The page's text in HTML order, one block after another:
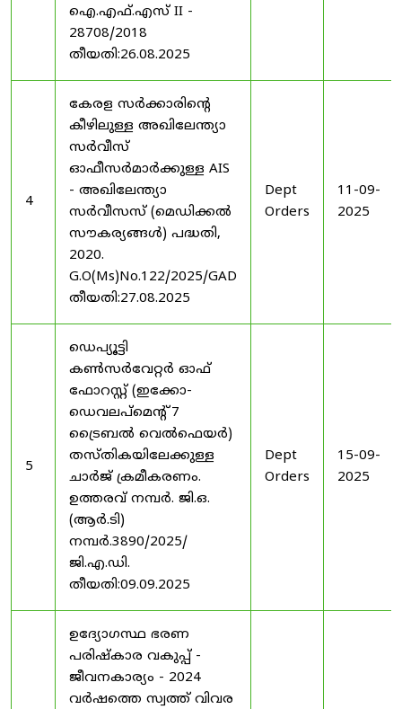
ഐ.എഫ്.എസ് II -
28708/2018
തീയതി:26.08.2025
4
കേരള സർക്കാരിന്റെ
കീഴിലുള്ള അഖിലേന്ത്യാ
സർവീസ്
ഓഫീസർമാർക്കുള്ള AIS
- അഖിലേന്ത്യാ
സർവീസസ് (മെഡിക്കൽ
സൗകര്യങ്ങൾ) പദ്ധതി,
2020.
G.O(Ms)No.122/2025/GAD
തീയതി:27.08.2025
Dept
Orders
11-09-
2025
5
ഡെപ്യൂട്ടി
കൺസർവേറ്റർ ഓഫ്
ഫോറസ്റ്റ് (ഇക്കോ-
ഡെവലപ്മെന്റ് 7
ട്രൈബൽ വെൽഫെയർ)
തസ്തികയിലേക്കുള്ള
ചാർജ് ക്രമീകരണം.
ഉത്തരവ് നമ്പർ. ജി.ഒ.
(ആർ.ടി)
നമ്പർ.3890/2025/
ജി.എ.ഡി.
തീയതി:09.09.2025
Dept
Orders
15-09-
2025
ഉദ്യോഗസ്ഥ ഭരണ
പരിഷ്കാര വകുപ്പ് -
ജീവനകാര്യം - 2024
വർഷത്തെ സ്വത്ത് വിവര